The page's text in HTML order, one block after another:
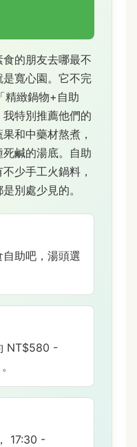
的朋友去哪最不
寬心園。它不完
精緻鍋物+自助
特別推薦他們的
和中藥材熬煮，
鹹的湯底。自助
少手工火鍋料，
別處少見的。
自助吧，湯頭選
NT$580 -
17:30 -